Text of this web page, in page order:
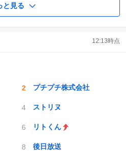
と見る
12:13時点
プチプチ株式会社
ストリヌ
リトくん
後日放送